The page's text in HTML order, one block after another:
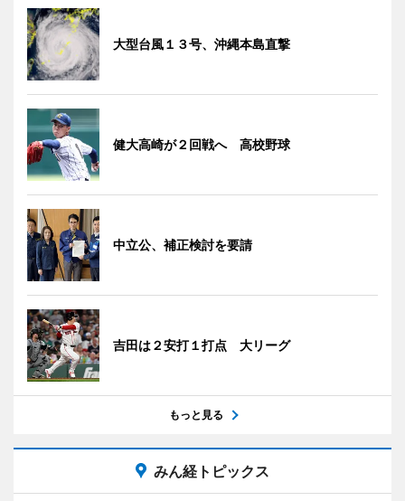
大型台風１３号、沖縄本島直撃
健大高崎が２回戦へ 高校野球
中立公、補正検討を要請
吉田は２安打１打点 大リーグ
もっと見る
みん経トピックス